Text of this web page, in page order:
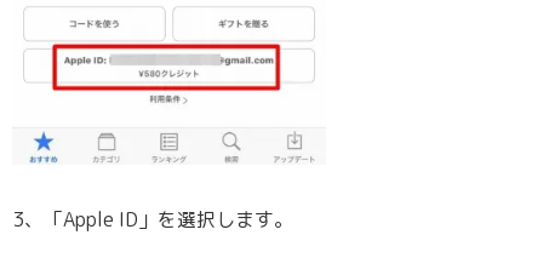
3、「Apple ID」を選択します。